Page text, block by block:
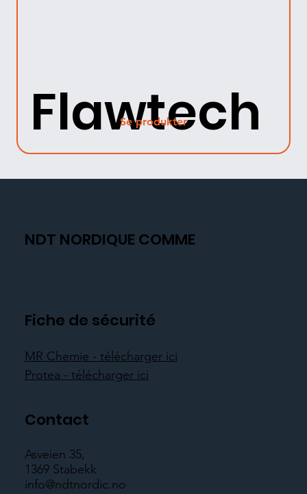
Flawtech
Se produkter
NDT NORDIQUE COMME
Fiche de sécurité
MR Chemie - télécharger ici
Protea - télécharger ici
Contact
Asveien 35,
1369 Stabekk
info@ndtnordic.no